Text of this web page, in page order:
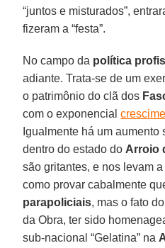
“juntos e misturados”,
fizeram a “festa”.
No campo da política
adiante. Trata-se de um
o patrimônio do clã dos
com o exponencial
Igualmente há um
dentro do estado do Arroio
são gritantes, e nos levam
como provar cabalmente
parapoliciais, mas o fato
da Obra, ter sido
sub-nacional “Gelatina” na